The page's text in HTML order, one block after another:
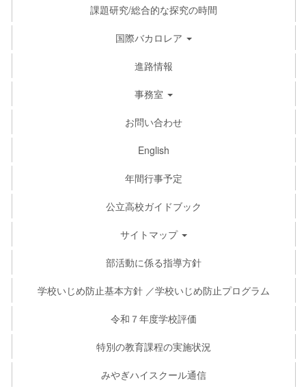
課題研究/総合的な探究の時間
国際バカロレア
進路情報
事務室
お問い合わせ
English
年間行事予定
公立高校ガイドブック
サイトマップ
部活動に係る指導方針
学校いじめ防止基本方針 ／学校いじめ防止プログラム
令和７年度学校評価
特別の教育課程の実施状況
みやぎハイスクール通信